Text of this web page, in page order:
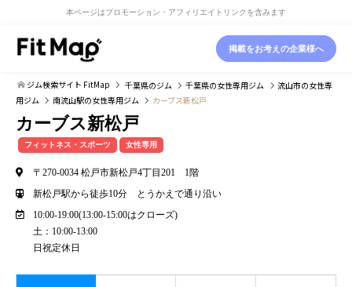
本ページはプロモーション・アフィリエイトリンクを含みます
掲載をお考えの企業様へ
ジム検索サイト FitMap 千葉県のジム 千葉県の女性専用ジム 流山市の女性専
用ジム
南流山駅の女性専用ジム カーブス新松戸
カーブス新松戸
フィットネス・スポーツ 女性専用
〒270-0034 松戸市新松戸4丁目201 1階
新松戸駅から徒歩10分 とうかえで通り沿い
10:00-19:00(13:00-15:00はクローズ)
土：10:00-13:00
日祝定休日